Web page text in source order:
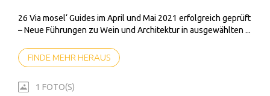
26 Via mosel‘ Guides im April und Mai 2021 erfolgreich geprüft
– Neue Führungen zu Wein und Architektur in ausgewählten ...
FINDE MEHR HERAUS
1 FOTO(S)